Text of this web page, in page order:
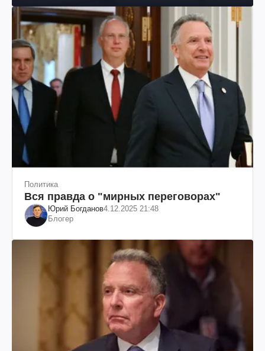
Политика
Вся правда о "мирных переговорах"
Юрий Богданов4.12.2025 21:48
Блогер